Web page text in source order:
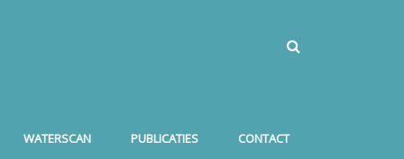
WATERSCAN PUBLICATIES CONTACT